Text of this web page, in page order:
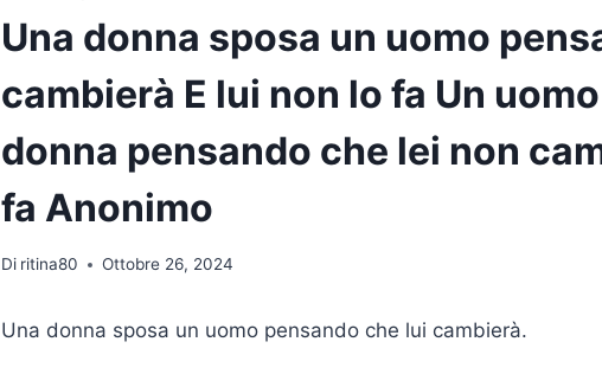
Una donna sposa un uomo
cambierà E lui non lo fa Un
donna pensando che lei non
fa Anonimo
Di ritina80 Ottobre 26, 2024
Una donna sposa un uomo pensando che lui cambierà.